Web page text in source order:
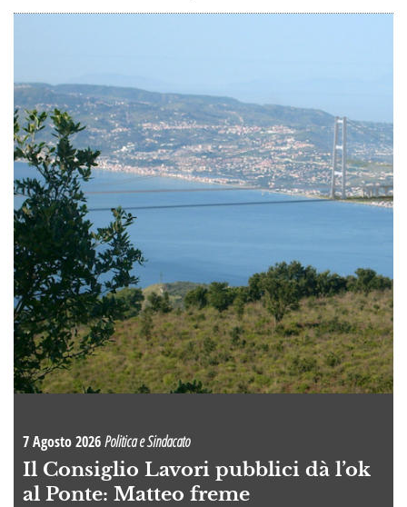
7 Agosto 2026Politica e Sindacato
Il Consiglio Lavori pubblici dà l’ok
al Ponte: Matteo freme